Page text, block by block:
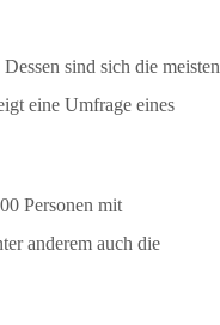
sind sich die meisten
eine Umfrage eines
Personen mit
anderem auch die